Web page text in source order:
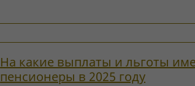
На какие выплаты и льготы
пенсионеры в 2025 году